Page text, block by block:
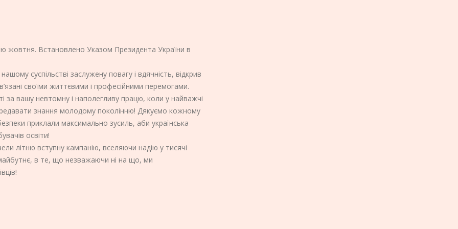
жовтня. Встановлено Указом Президента України в
суспільстві заслужену повагу і вдячність, відкрив
своїми життєвими і професійними перемогами.
за вашу невтомну і наполегливу працю, коли у найважчі
знання молодому поколінню! Дякуємо кожному
приклали максимально зусиль, аби українська
освіти!
літню вступну кампанію, вселяючи надію у тисячі
майбутнє, в те, що незважаючи ні на що, ми